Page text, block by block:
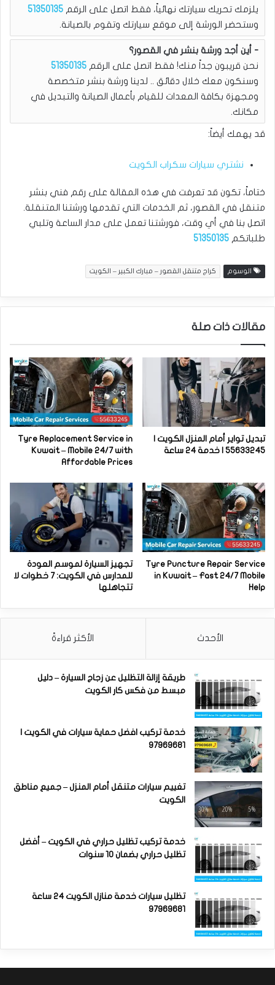
يلزمك تحريك سيارتك نهائياً، فقط اتصل على الرقم 51350135
وستحضر الورشة إلى موقع سيارتك وتقوم بالصيانة.
أين أجد ورشة بنشر في القصور؟
نحن قريبون جداً منك! فقط اتصل على الرقم 51350135
وسنكون معك خلال دقائق .. لدينا ورشة بنشر متخصصة
ومجهزة بكافة المعدات للقيام بأعمال الصيانة والتبديل في
مكانك.
قد يهمك أيضاً:
نشتري سيارات سكراب الكويت
ختاماً، تكون قد تعرفت في هذه المقالة على رقم فني بنشر
متنقل في القصور، ثم الخدمات التي تقدمها ورشتنا المتنقلة.
اتصل بنا في أي وقت، فورشتنا تعمل على مدار الساعة وتلبي
طلباتكم 51350135
الوسوم كراج متنقل القصور – مبارك الكبير – الكويت
مقالات ذات صلة
تبديل تواير أمام المنزل الكويت |
55633245 | خدمة 24 ساعة
Tyre Replacement Service in
Kuwait – Mobile 24/7 with
Affordable Prices
Tyre Puncture Repair Service
in Kuwait – Fast 24/7 Mobile
Help
تجهيز السيارة لموسم العودة
للمدارس في الكويت: 7 خطوات لا
تتجاهلها
الأحدث الأكثر قراءةً
طريقة إزالة التظليل عن زجاج السيارة – دليل
مبسط من فكس كار الكويت
خدمة تركيب افضل حماية سيارات في الكويت |
97969681
تغييم سيارات متنقل أمام المنزل – جميع مناطق
الكويت
خدمة تركيب تظليل حراري في الكويت – أفضل
تظليل حراري بضمان 10 سنوات
تظليل سيارات خدمة منازل الكويت 24 ساعة
97969681